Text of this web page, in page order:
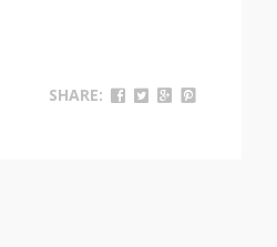
SHARE: